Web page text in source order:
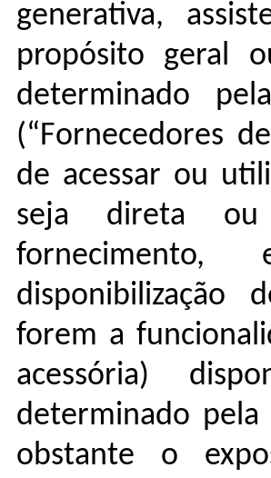
generativa,
propósito geral
determinado
(“Fornecedores
de acessar ou
seja direta ou
disponibilização
forem a
acessória)
determinado
obstante o